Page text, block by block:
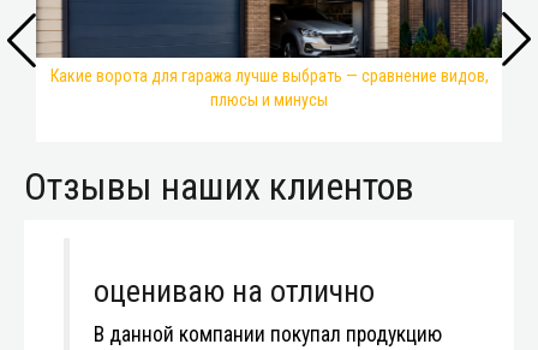
Какие ворота для гаража лучше выбрать — сравнение видов,
плюсы и минусы
Отзывы наших клиентов
оцениваю на отлично
В данной компании покупал продукцию